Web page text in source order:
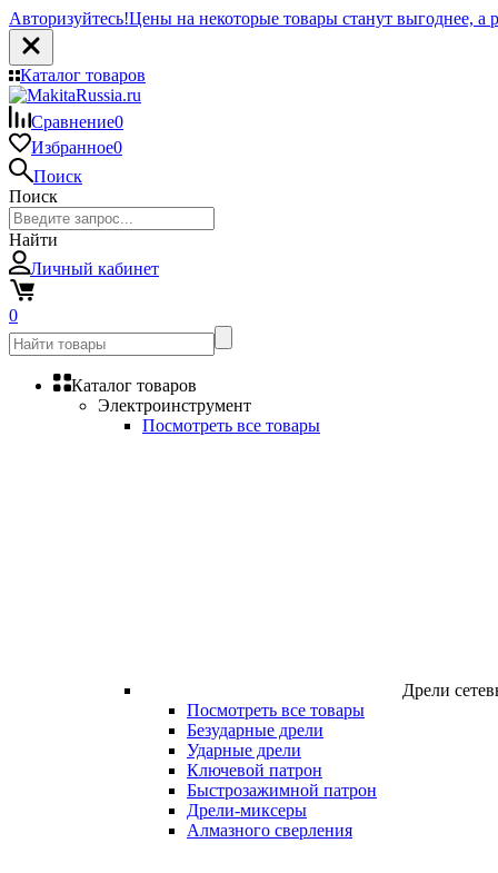
Авторизуйтесь!Цены на некоторые товары станут выгоднее, а
Каталог товаров
Сравнение0
Избранное0
Поиск
Поиск
Найти
Личный кабинет
0
Каталог товаров
Электроинструмент
Посмотреть все товары
Дрели
Посмотреть все товары
Безударные дрели
Ударные дрели
Ключевой патрон
Быстрозажимной патрон
Дрели-миксеры
Алмазного сверления